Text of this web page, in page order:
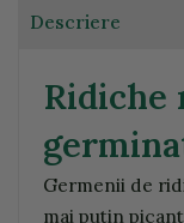
Descriere
Ridiche
Germenii de
mai putin